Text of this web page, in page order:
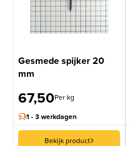
Gesmede spijker 20
mm
67,50Per kg
1 - 3 werkdagen
Bekijk product